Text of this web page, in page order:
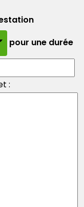
pour une durée
: